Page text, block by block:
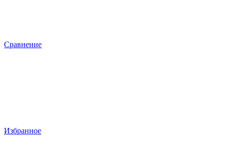
Сравнение
Избранное